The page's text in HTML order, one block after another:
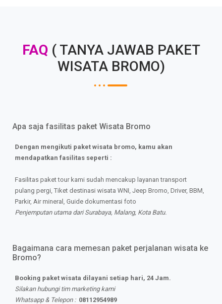
FAQ ( TANYA JAWAB PAKET
WISATA BROMO)
Apa saja fasilitas paket Wisata Bromo
Dengan mengikuti paket wisata bromo, kamu akan
mendapatkan fasilitas seperti :
Fasilitas paket tour kami sudah mencakup layanan transport
pulang pergi, Tiket destinasi wisata WNI, Jeep Bromo, Driver, BBM,
Parkir, Air mineral, Guide dokumentasi foto
Penjemputan utama dari Surabaya, Malang, Kota Batu.
Bagaimana cara memesan paket perjalanan wisata ke
Bromo?
Booking paket wisata dilayani setiap hari, 24 Jam.
Silakan hubungi tim marketing kami
Whatsapp & Telepon : 08112954989